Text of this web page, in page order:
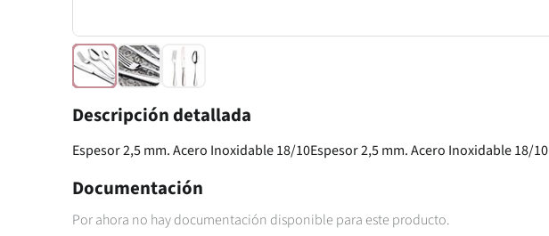
Descripción detallada
Espesor 2,5 mm. Acero Inoxidable 18/10Espesor 2,5 mm. Acero Inoxidable 18/10
Documentación
Por ahora no hay documentación disponible para este producto.